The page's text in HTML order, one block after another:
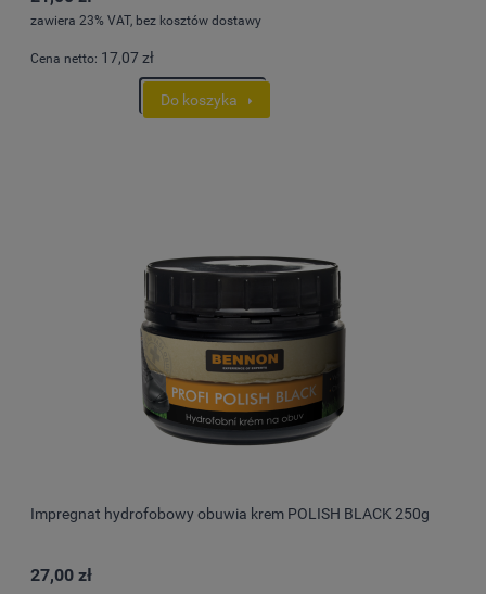
zawiera 23% VAT, bez kosztów dostawy
Cena netto: 17,07 zł
Do koszyka
Impregnat hydrofobowy obuwia krem POLISH BLACK 250g
27,00 zł